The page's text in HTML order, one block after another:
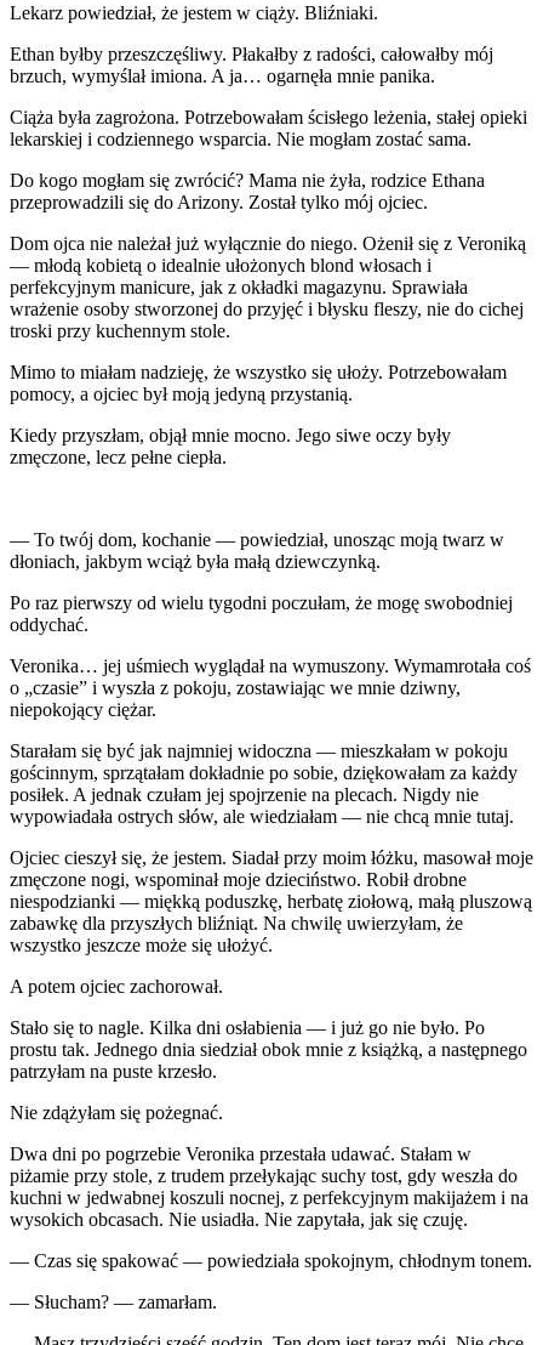
Lekarz powiedział, że jestem w ciąży. Bliźniaki.
Ethan byłby przeszczęśliwy. Płakałby z radości, całowałby mój
brzuch, wymyślał imiona. A ja… ogarnęła mnie panika.
Ciąża była zagrożona. Potrzebowałam ścisłego leżenia, stałej opieki
lekarskiej i codziennego wsparcia. Nie mogłam zostać sama.
Do kogo mogłam się zwrócić? Mama nie żyła, rodzice Ethana
przeprowadzili się do Arizony. Został tylko mój ojciec.
Dom ojca nie należał już wyłącznie do niego. Ożenił się z Veroniką
— młodą kobietą o idealnie ułożonych blond włosach i
perfekcyjnym manicure, jak z okładki magazynu. Sprawiała
wrażenie osoby stworzonej do przyjęć i błysku fleszy, nie do cichej
troski przy kuchennym stole.
Mimo to miałam nadzieję, że wszystko się ułoży. Potrzebowałam
pomocy, a ojciec był moją jedyną przystanią.
Kiedy przyszłam, objął mnie mocno. Jego siwe oczy były
zmęczone, lecz pełne ciepła.
— To twój dom, kochanie — powiedział, unosząc moją twarz w
dłoniach, jakbym wciąż była małą dziewczynką.
Po raz pierwszy od wielu tygodni poczułam, że mogę swobodniej
oddychać.
Veronika… jej uśmiech wyglądał na wymuszony. Wymamrotała coś
o „czasie” i wyszła z pokoju, zostawiając we mnie dziwny,
niepokojący ciężar.
Starałam się być jak najmniej widoczna — mieszkałam w pokoju
gościnnym, sprzątałam dokładnie po sobie, dziękowałam za każdy
posiłek. A jednak czułam jej spojrzenie na plecach. Nigdy nie
wypowiadała ostrych słów, ale wiedziałam — nie chcą mnie tutaj.
Ojciec cieszył się, że jestem. Siadał przy moim łóżku, masował moje
zmęczone nogi, wspominał moje dzieciństwo. Robił drobne
niespodzianki — miękką poduszkę, herbatę ziołową, małą pluszową
zabawkę dla przyszłych bliźniąt. Na chwilę uwierzyłam, że
wszystko jeszcze może się ułożyć.
A potem ojciec zachorował.
Stało się to nagle. Kilka dni osłabienia — i już go nie było. Po
prostu tak. Jednego dnia siedział obok mnie z książką, a następnego
patrzyłam na puste krzesło.
Nie zdążyłam się pożegnać.
Dwa dni po pogrzebie Veronika przestała udawać. Stałam w
piżamie przy stole, z trudem przełykając suchy tost, gdy weszła do
kuchni w jedwabnej koszuli nocnej, z perfekcyjnym makijażem i na
wysokich obcasach. Nie usiadła. Nie zapytała, jak się czuję.
— Czas się spakować — powiedziała spokojnym, chłodnym tonem.
— Słucham? — zamarłam.